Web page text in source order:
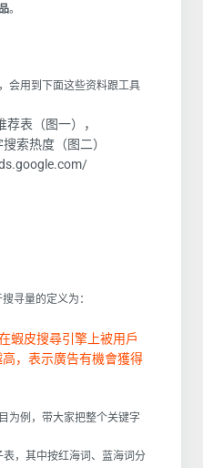
。
会用到下面这些资料跟工具
表（图一），
索热度（图二）
寻量的定义为：
蝦皮搜尋引擎上被用戶
，表示廣告有機會獲得
为例，带大家把整个关键字
表，其中按红海词、蓝海词分